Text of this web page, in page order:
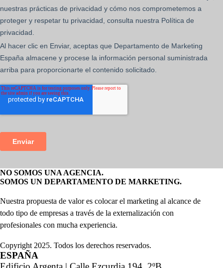
NO SOMOS UNA AGENCIA.
SOMOS UN DEPARTAMENTO DE MARKETING.
Nuestra propuesta de valor es colocar el marketing al alcance de
todo tipo de empresas a través de la externalización con
profesionales con mucha experiencia.
Copyright 2025. Todos los derechos reservados.
ESPAÑA